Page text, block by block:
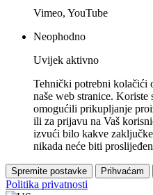
Vimeo, YouTube
Neophodno
Uvijek aktivno
Tehnički potrebni kolačići
naše web stranice.
omogućili prikupljanje
ili za prijavu na Vaš
izvući bilo kakve
nikada neće biti
Spremite postavke Prihvaćam
Politika privatnosti